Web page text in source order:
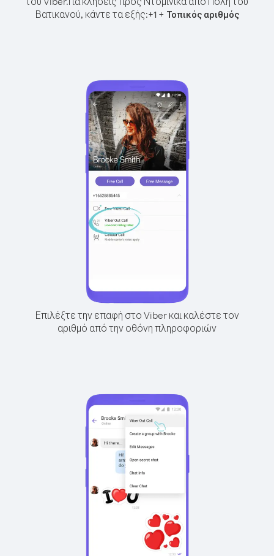
Βατικανού, κάντε τα εξής:+1+ Τοπικός αριθμός
Επιλέξτε την επαφή στο Viber και καλέστε τον
αριθμό από την οθόνη πληροφοριών